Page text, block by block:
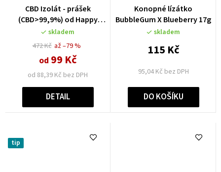
CBD Izolát - prášek
(CBD>99,9%) od Happy
seeds
skladem
472 Kč
od 88,39 Kč bez DPH
od 99 Kč
až –79 %
DETAIL
Konopné lízátko
BubbleGum X Blueberry 17g
skladem
95,04 Kč bez DPH
115 Kč
DO KOŠÍKU
tip